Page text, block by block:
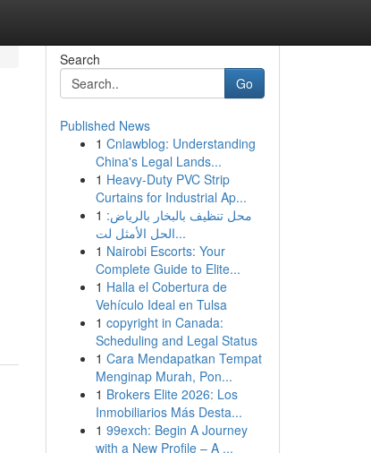
Search
Go
Published News
1 Cnlawblog: Understanding
China's Legal Lands...
1 Heavy-Duty PVC Strip
Curtains for Industrial Ap...
1 محل تنظيف بالبخار بالرياض:
الحل الأمثل لت...
1 Nairobi Escorts: Your
Complete Guide to Elite...
1 Halla el Cobertura de
Vehículo Ideal en Tulsa
1 copyright in Canada:
Scheduling and Legal Status
1 Cara Mendapatkan Tempat
Menginap Murah, Pon...
1 Brokers Elite 2026: Los
Inmobiliarios Más Desta...
1 99exch: Begin A Journey
with a New Profile – A ...